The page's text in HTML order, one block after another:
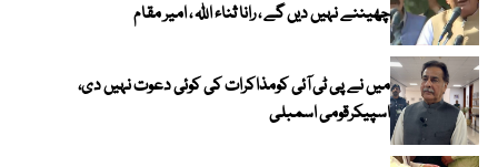
چھیننے نہیں دیں گے ، رانا ثناء اللہ ، امیر مقام
میں نے پی ٹی آئی کومذاکرات کی کوئی دعوت نہیں دی،
اسپیکرقومی اسمبلی